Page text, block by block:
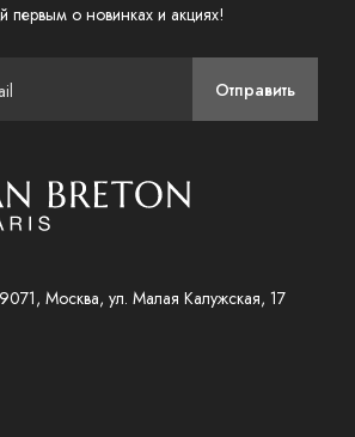
первым о новинках и акциях!
Отправить
Москва, ул. Малая Калужская, 17